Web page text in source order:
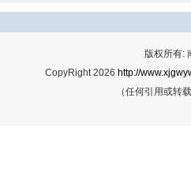
版权所有:
CopyRight 2026 http://
（任何引用或转